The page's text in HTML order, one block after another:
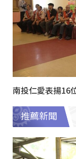
南投仁愛表揚16
推薦新聞